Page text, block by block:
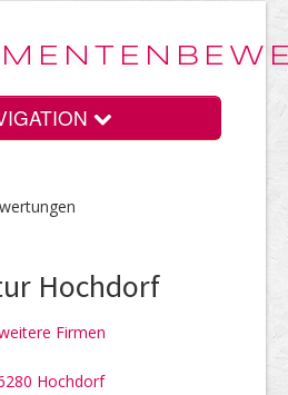
Hochdorf
Firmen
Hochdorf